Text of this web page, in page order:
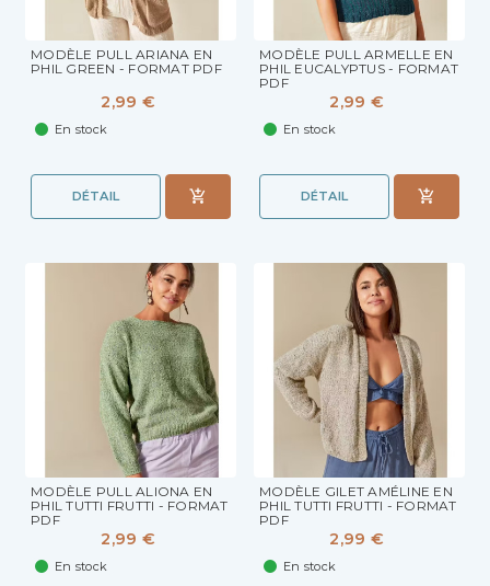
MODÈLE PULL ARIANA EN
PHIL GREEN - FORMAT PDF
2,99 €
En stock
DÉTAIL
MODÈLE PULL ARMELLE EN
PHIL EUCALYPTUS - FORMAT
PDF
2,99 €
En stock
DÉTAIL
MODÈLE PULL ALIONA EN
PHIL TUTTI FRUTTI - FORMAT
PDF
2,99 €
En stock
MODÈLE GILET AMÉLINE EN
PHIL TUTTI FRUTTI - FORMAT
PDF
2,99 €
En stock